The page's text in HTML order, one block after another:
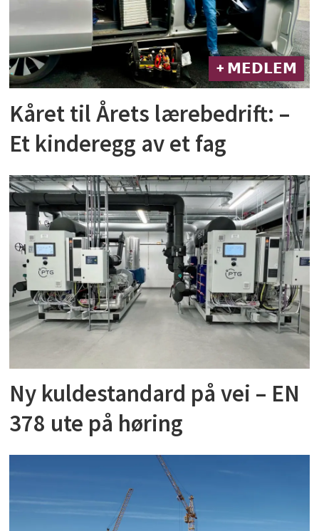
+ 𝗠𝗘𝗗𝗟𝗘𝗠
Kåret til Årets lærebedrift: –
Et kinderegg av et fag
Ny kuldestandard på vei – EN
378 ute på høring